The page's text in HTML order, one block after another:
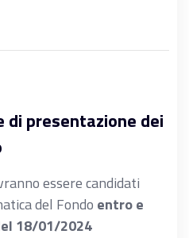
di presentazione dei
essere candidati
del Fondo entro e
18/01/2024